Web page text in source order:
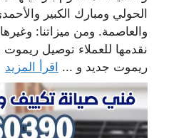
الحولي ومبارك الكبير
والعاصمة. ومن ميزاتنا:
نقدمها للعملاء توصيل
ريموت جديد و ... اقرأ المزيد